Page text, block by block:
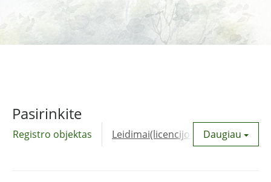
Pasirinkite
Registro objektas Leidimai(licencijos) Daugiau